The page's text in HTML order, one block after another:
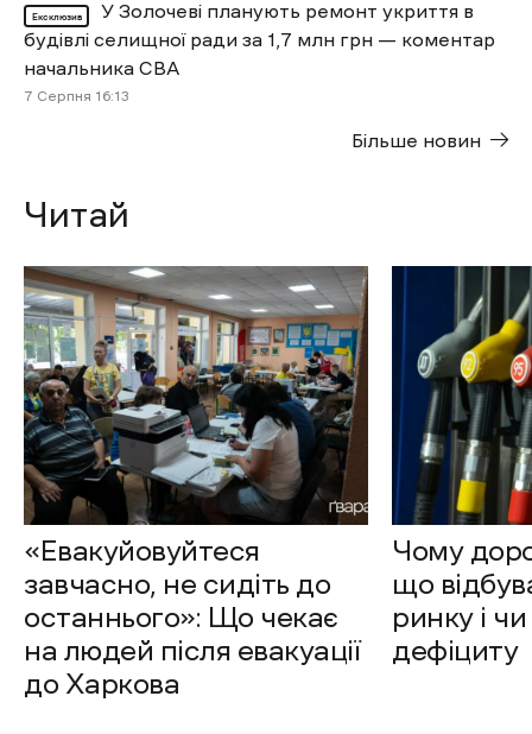
Ексклюзив
У Золочеві планують ремонт укриття в
будівлі селищної ради за 1,7 млн грн — коментар
начальника СВА
7 Cерпня 16:13
Більше новин
Читай
«Евакуйовуйтеся
завчасно, не сидіть до
останнього»: Що чекає
на людей після евакуації
до Харкова
Чому
що
ринку і
дефіциту